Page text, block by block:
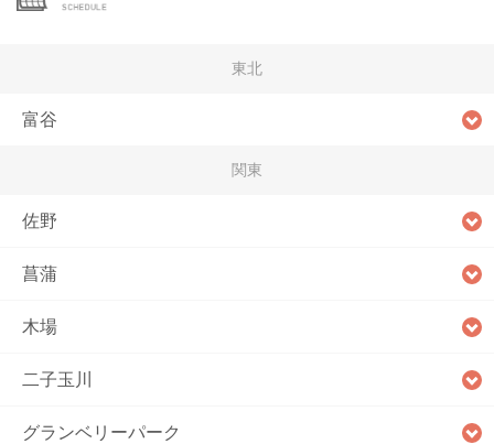
東北
富谷
関東
佐野
菖蒲
木場
二子玉川
グランベリーパーク